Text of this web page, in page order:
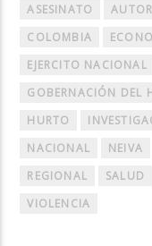
ASESINATO
COLOMBIA
EJERCITO NACIONAL
GOBERNACIÓN DEL
HURTO
NACIONAL
NEIVA
REGIONAL
SALUD
VIOLENCIA